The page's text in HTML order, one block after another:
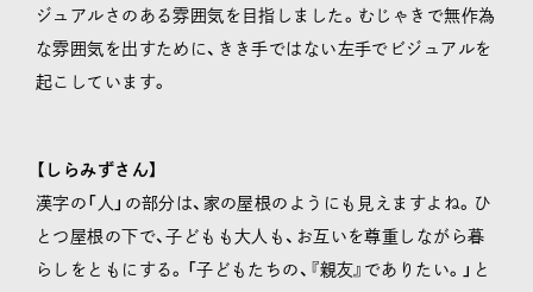
ジュアルさのある雰囲気を目指しました。むじゃきで無作為
な雰囲気を出すために、きき手ではない左手でビジュアルを
起こしています。
【しらみずさん】
漢字の「人」の部分は、家の屋根のようにも見えますよね。ひ
とつ屋根の下で、子どもも大人も、お互いを尊重しながら暮
らしをともにする。「子どもたちの、『親友』でありたい。」と